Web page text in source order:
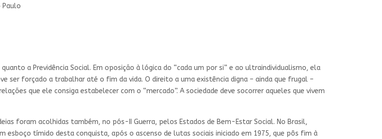
Paulo
a Previdência Social. Em oposição à lógica do “cada um por si” e ao ultraindividualismo, ela
ser forçado a trabalhar até o fim da vida. O direito a uma existência digna – ainda que frugal –
que ele consiga estabelecer com o “mercado”. A sociedade deve socorrer aqueles que vivem
foram acolhidas também, no pós-II Guerra, pelos Estados de Bem-Estar Social. No Brasil,
esboço tímido desta conquista, após o ascenso de lutas sociais iniciado em 1975, que pôs fim à